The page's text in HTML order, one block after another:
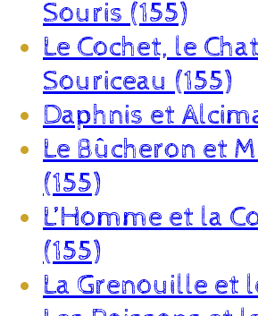
Souris (155)
Le Cochet, le
Souriceau (155)
Daphnis et
Le Bûcheron et
(155)
L’Homme et la
(155)
La Grenouille et